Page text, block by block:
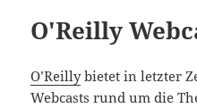
O'Reilly
O’Reillybietet in letzter
Webcasts rund um die